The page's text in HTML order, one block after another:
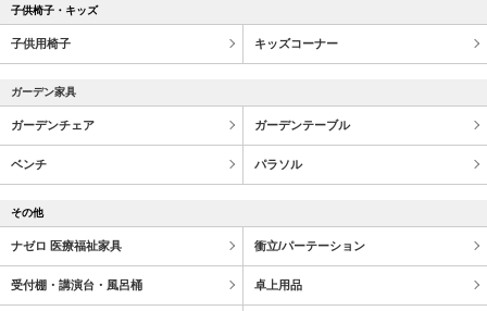
子供椅子・キッズ
子供用椅子 キッズコーナー
ガーデン家具
ガーデンチェア ガーデンテーブル
ベンチ パラソル
その他
ナゼロ 医療福祉家具 衝立/パーテーション
受付棚・講演台・風呂桶 卓上用品